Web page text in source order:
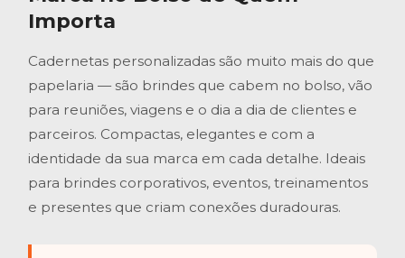
Importa
Cadernetas personalizadas são muito mais do que
papelaria — são brindes que cabem no bolso, vão
para reuniões, viagens e o dia a dia de clientes e
parceiros. Compactas, elegantes e com a
identidade da sua marca em cada detalhe. Ideais
para brindes corporativos, eventos, treinamentos
e presentes que criam conexões duradouras.